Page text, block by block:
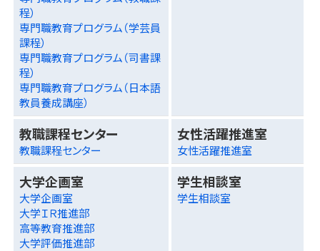
程）
専門職教育プログラム（学芸員
課程）
専門職教育プログラム（司書課
程）
専門職教育プログラム（日本語
教員養成講座）
教職課程センター
教職課程センター
女性活躍推進室
女性活躍推進室
大学企画室
大学企画室
大学ＩＲ推進部
高等教育推進部
大学評価推進部
学生相談室
学生相談室